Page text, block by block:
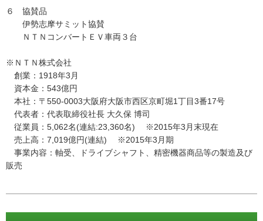
６ 協賛品
伊勢志摩サミット協賛
ＮＴＮコンバートＥＶ車両３台
※ＮＴＮ株式会社
創業：1918年3月
資本金：543億円
本社：〒550-0003大阪府大阪市西区京町堀1丁目3番17号
代表者：代表取締役社長 大久保 博司
従業員：5,062名(連結:23,360名) ※2015年3月末現在
売上高：7,019億円(連結) ※2015年3月期
事業内容：軸受、ドライブシャフト、精密機器商品等の製造及び
販売